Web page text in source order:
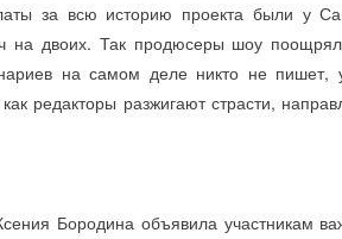
за всю историю проекта были у
на двоих. Так продюсеры шоу
на самом деле никто не пишет,
как редакторы разжигают страсти,
Бородина объявила участникам